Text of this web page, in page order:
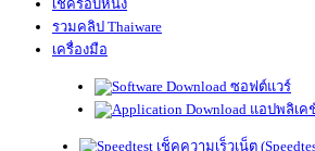
เช็ครอบหนัง
รวมคลิป Thaiware
เครื่องมือ
ซอฟต์แวร์
แอปพลิเ
เช็คความเร็วเน็ต